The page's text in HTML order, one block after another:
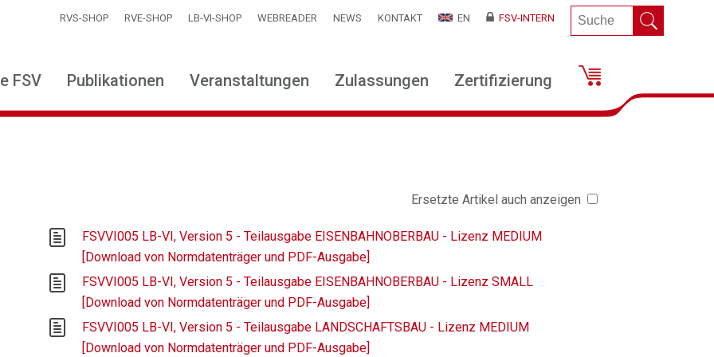
RVS-SHOP RVE-SHOP LB-VI-SHOP WEBREADER NEWS KONTAKT EN FSV-INTERN
FSV Publikationen Veranstaltungen Zulassungen Zertifizierung
Ersetzte Artikel auch anzeigen
FSVVI005 LB-VI, Version 5 - Teilausgabe EISENBAHNOBERBAU - Lizenz MEDIUM
[Download von Normdatenträger und PDF-Ausgabe]
FSVVI005 LB-VI, Version 5 - Teilausgabe EISENBAHNOBERBAU - Lizenz SMALL
[Download von Normdatenträger und PDF-Ausgabe]
FSVVI005 LB-VI, Version 5 - Teilausgabe LANDSCHAFTSBAU - Lizenz MEDIUM
[Download von Normdatenträger und PDF-Ausgabe]